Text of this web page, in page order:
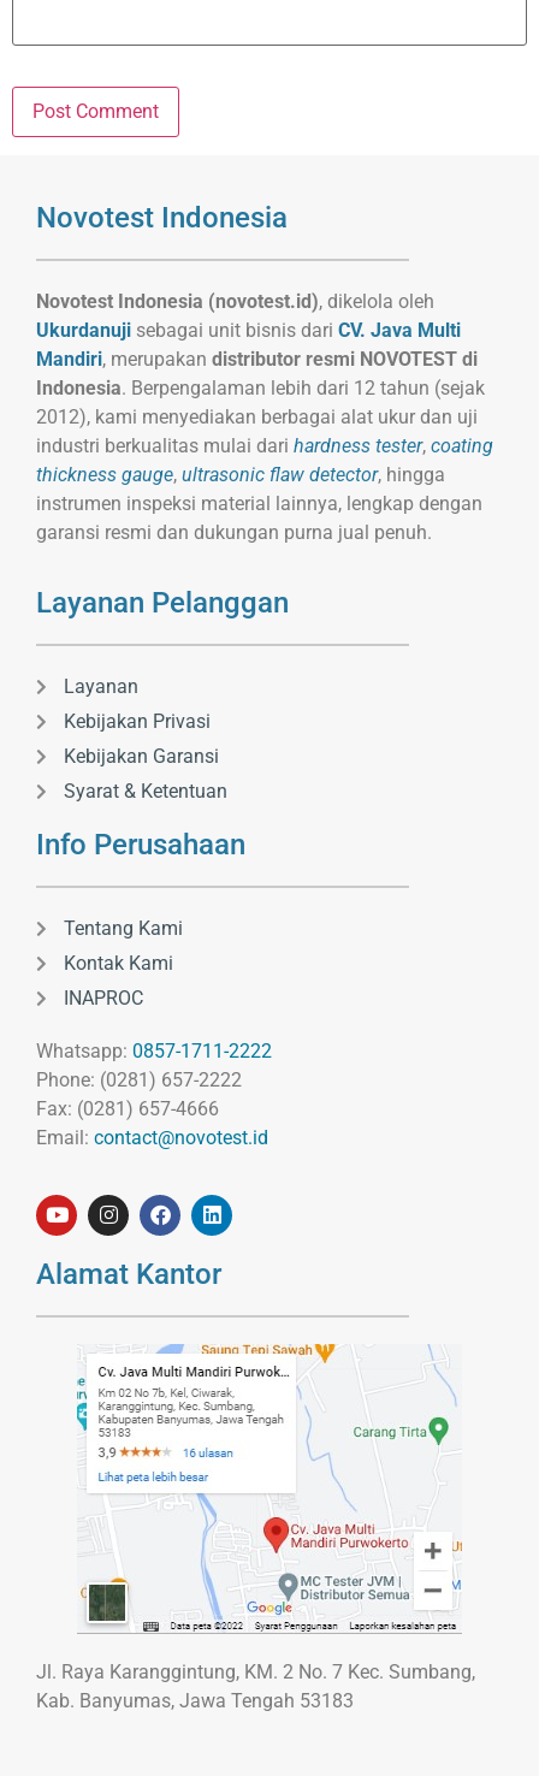
Novotest Indonesia
Novotest Indonesia (novotest.id), dikelola oleh
Ukurdanuji sebagai unit bisnis dari CV. Java Multi
Mandiri, merupakan distributor resmi NOVOTEST di
Indonesia. Berpengalaman lebih dari 12 tahun (sejak
2012), kami menyediakan berbagai alat ukur dan uji
industri berkualitas mulai dari hardness tester, coating
thickness gauge, ultrasonic flaw detector, hingga
instrumen inspeksi material lainnya, lengkap dengan
garansi resmi dan dukungan purna jual penuh.
Layanan Pelanggan
Layanan
Kebijakan Privasi
Kebijakan Garansi
Syarat & Ketentuan
Info Perusahaan
Tentang Kami
Kontak Kami
INAPROC
Whatsapp: 0857-1711-2222
Phone: (0281) 657-2222
Fax: (0281) 657-4666
Email: contact@novotest.id
Alamat Kantor
Jl. Raya Karanggintung, KM. 2 No. 7 Kec. Sumbang,
Kab. Banyumas, Jawa Tengah 53183